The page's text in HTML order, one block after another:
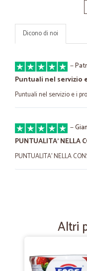
Dicono di noi
—
Puntuali nel servizio
Puntuali nel servizio e i
—
PUNTUALITA' NELLA
PUNTUALITA' NELLA
Venditore serio e
Altri